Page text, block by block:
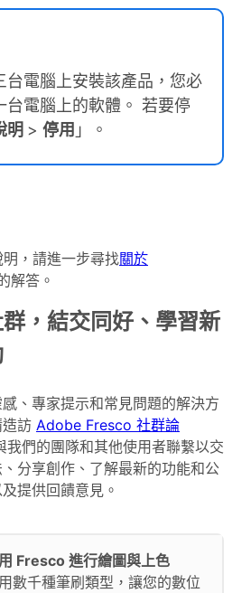
台電腦上安裝該產品，您必
台電腦上的軟體。 若要停
明 > 停用 」。
，請進一步尋找關於
解答。
，結交同好、學習新
、專家提示和常見問題的解決方
訪 Adobe Fresco 社群論
我們的團隊和其他使用者聯繫以交
分享創作、了解最新的功能和公
提供回饋意見。
Fresco 進行繪圖與上色
數千種筆刷類型，讓您的數位